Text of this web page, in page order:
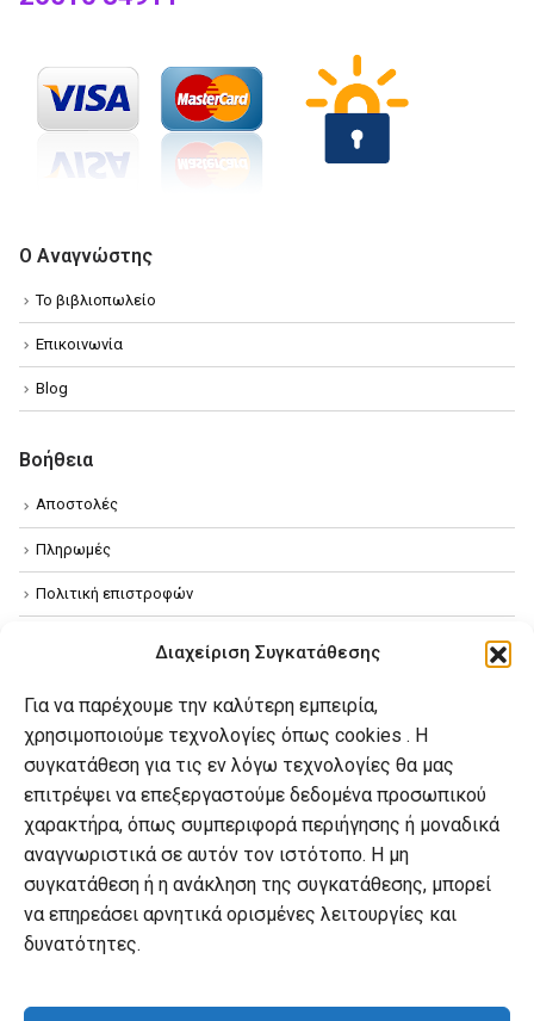
Διαχείριση Συγκατάθεσης
Για να παρέχουμε την καλύτερη εμπειρία,
χρησιμοποιούμε τεχνολογίες όπως cookies . Η
συγκατάθεση για τις εν λόγω τεχνολογίες θα μας
επιτρέψει να επεξεργαστούμε δεδομένα προσωπικού
χαρακτήρα, όπως συμπεριφορά περιήγησης ή μοναδικά
αναγνωριστικά σε αυτόν τον ιστότοπο. Η μη
συγκατάθεση ή η ανάκληση της συγκατάθεσης, μπορεί
να επηρεάσει αρνητικά ορισμένες λειτουργίες και
δυνατότητες.
Ο Αναγνώστης
Το βιβλιοπωλείο
Επικοινωνία
Blog
Βοήθεια
Αποστολές
Πληρωμές
Πολιτική επιστροφών
Πολιτική Cookies
Ο λογαριασμός μου
Οι παραγγελίες μου
Λίστα επιθυμιών